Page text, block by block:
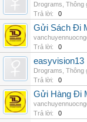
Drograms Thông
Trả lời:
0
Gửi Sách Đi
Trả lời:
0
easyvision13
Drograms Thông
Trả lời:
0
Gửi Hàng Đi
Trả lời:
0